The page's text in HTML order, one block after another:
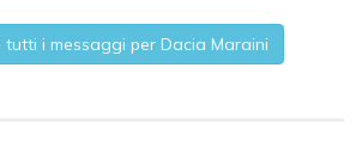
tutti i messaggi per Dacia Maraini